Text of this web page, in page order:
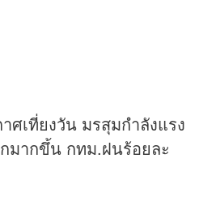
เที่ยงวัน มรสุมกำลังแรง
มากขึ้น กทม.ฝนร้อยละ